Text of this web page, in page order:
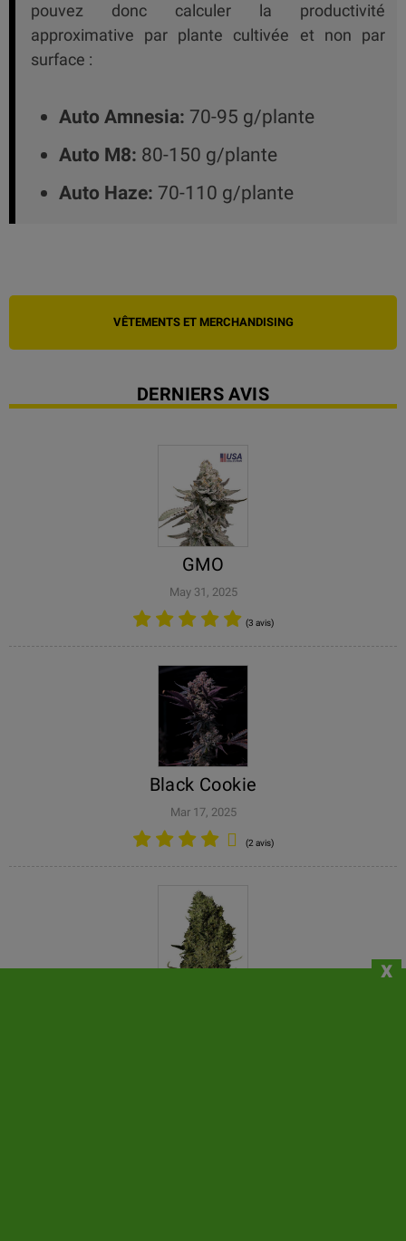
VÊTEMENTS ET MERCHANDISING
DERNIERS AVIS
GMO
May 31, 2025
(3 avis)
Black Cookie
Mar 17, 2025
(2 avis)
pouvez donc calculer la productivité
approximative par plante cultivée et non par
surface :
Auto Amnesia: 70-95 g/plante
Auto M8: 80-150 g/plante
Auto Haze: 70-110 g/plante
x